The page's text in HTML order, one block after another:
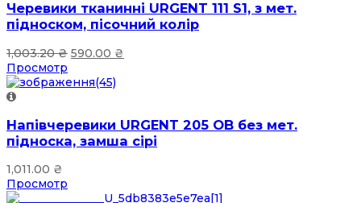
Черевики тканинні URGENT 111 S1, з мет.
підноском, пісочний колір
1,003.20₴ 590.00 ₴
Просмотр
Напівчеревики URGENT 205 OB без мет.
підноска, замша сірі
1,011.00 ₴
Просмотр